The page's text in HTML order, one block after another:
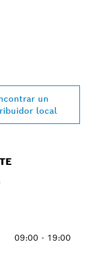
un
local
09:00 - 19:00